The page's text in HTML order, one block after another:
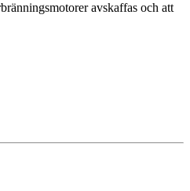
avskaffas och att